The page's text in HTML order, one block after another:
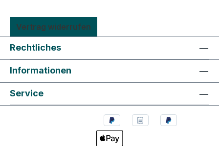
Vertrag widerrufen
Rechtliches
Informationen
Service